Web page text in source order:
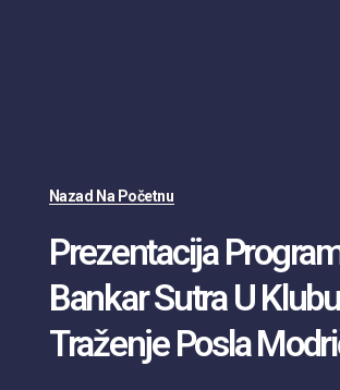
Nazad Na Početnu
Prezentacija
Bankar Sutra U
Traženje Posla